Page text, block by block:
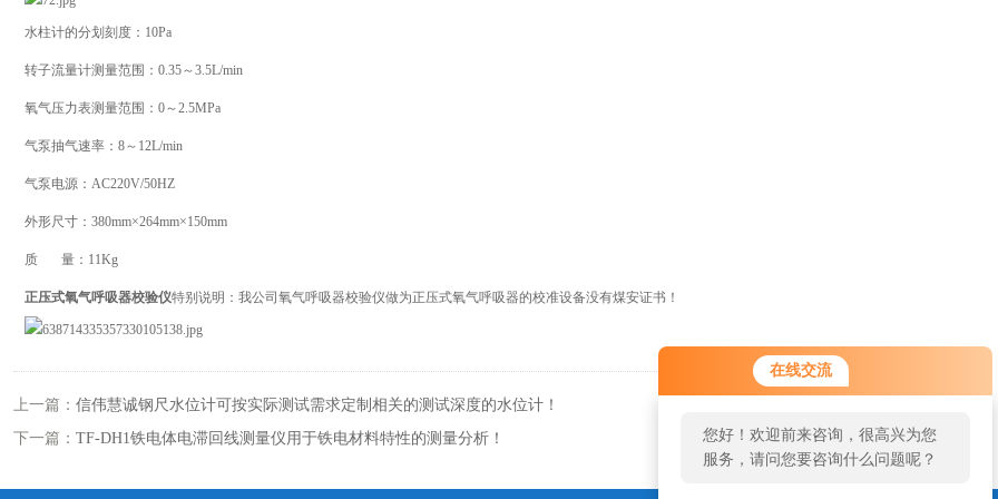
在线交流
您好！欢迎前来咨询，很高兴为您
服务，请问您要咨询什么问题呢？
水柱计的分划刻度：10Pa
转子流量计测量范围：0.35～3.5L/min
氧气压力表测量范围：0～2.5MPa
气泵抽气速率：8～12L/min
气泵电源：AC220V/50HZ
外形尺寸：380mm×264mm×150mm
质 量：11Kg
正压式氧气呼吸器校验仪特别说明：我公司氧气呼吸器校验仪做为正压式氧气呼吸器的校准设备没有煤安证书！
上一篇： 信伟慧诚钢尺水位计可按实际测试需求定制相关的测试深度的水位计！
下一篇： TF-DH1铁电体电滞回线测量仪用于铁电材料特性的测量分析！